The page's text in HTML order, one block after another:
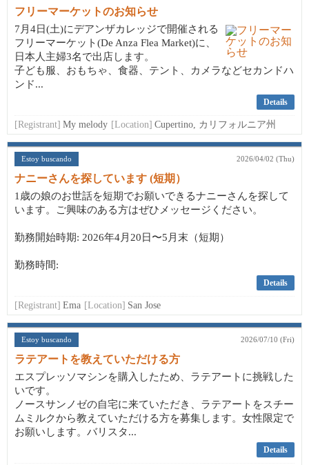
フリーマーケットのお知らせ
7月4日(土)にデアンザカレッジで開催される
フリーマーケット(De Anza Flea Market)に、
日本人主婦3名で出店します。
子ども服、おもちゃ、食器、テント、カメラなどセカンドハ
ンド...
Details
[Registrant] My melody [Location] Cupertino, カリフォルニア州
Estoy buscando 2026/04/02 (Thu)
ナニーさんを探しています (短期）
1歳の娘のお世話を短期でお願いできるナニーさんを探して
います。ご興味のある方はぜひメッセージください。
勤務開始時期: 2026年4月20日〜5月末（短期）
勤務時間:
Details
[Registrant] Ema [Location] San Jose
Estoy buscando 2026/07/10 (Fri)
ラテアートを教えていただける方
エスプレッソマシンを購入したため、ラテアートに挑戦した
いです。
ノースサンノゼの自宅に来ていただき、ラテアートをスチー
ムミルクから教えていただける方を募集します。女性限定で
お願いします。バリスタ...
Details